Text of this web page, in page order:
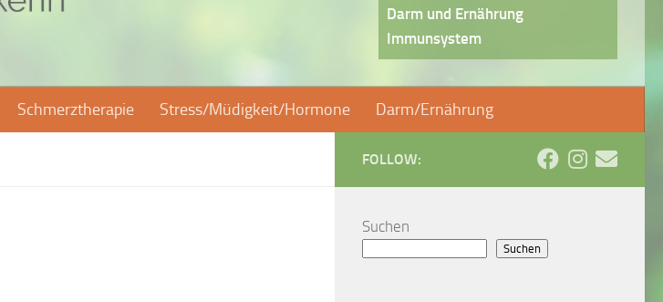
Darm und Ernährung
Immunsystem
Schmerztherapie Stress/Müdigkeit/Hormone Darm/Ernährung
FOLLOW:
Suchen
Suchen